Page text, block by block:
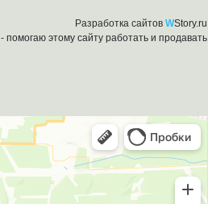
Разработка сайтов WStory.ru
- помогаю этому сайту работать и продавать